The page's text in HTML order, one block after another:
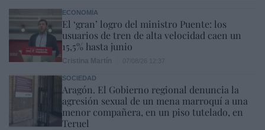
ECONOMÍA
El ‘gran’ logro del ministro Puente: los
usuarios de tren de alta velocidad caen un
15,5% hasta junio
SOCIEDAD
Aragón. El Gobierno regional denuncia la
agresión sexual de un mena marroquí a una
menor compañera, en un piso tutelado, en
Teruel